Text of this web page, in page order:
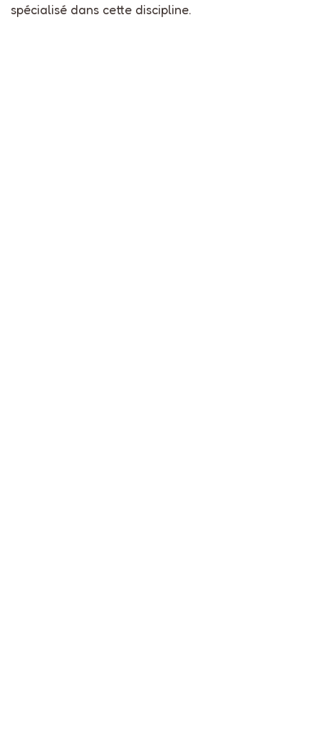
spécialisé dans cette discipline.